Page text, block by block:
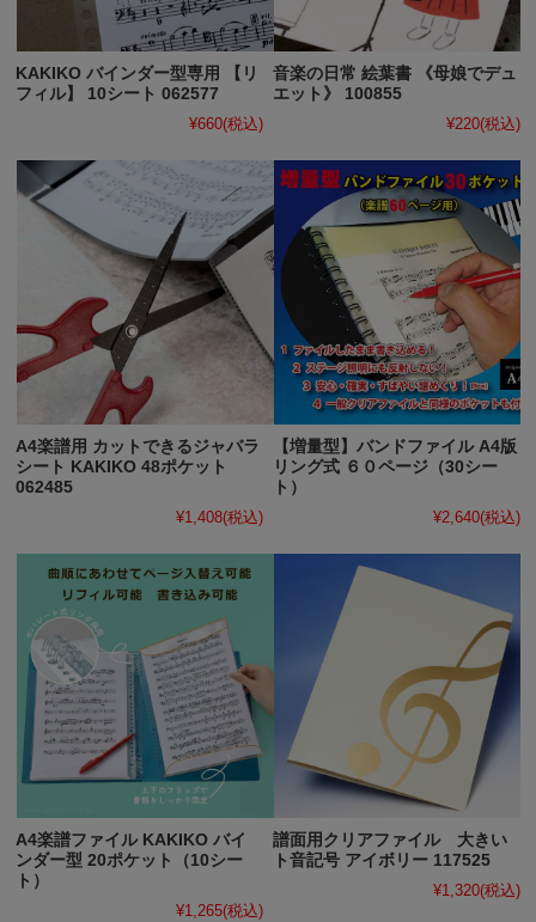
KAKIKO バインダー型専用 【リ
フィル】 10シート 062577
¥660(税込)
音楽の日常 絵葉書 《母娘でデュ
エット》 100855
¥220(税込)
A4楽譜用 カットできるジャバラ
シート KAKIKO 48ポケット
062485
¥1,408(税込)
【増量型】バンドファイル A4版
リング式 ６０ページ（30シー
ト）
¥2,640(税込)
A4楽譜ファイル KAKIKO バイ
ンダー型 20ポケット（10シー
ト）
¥1,265(税込)
譜面用クリアファイル 大きい
ト音記号 アイボリー 117525
¥1,320(税込)